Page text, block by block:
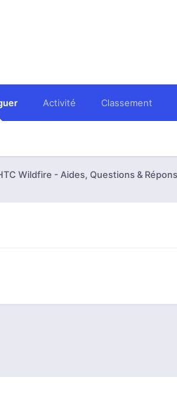
Activité Classement
Wildfire - Aides, Questions &